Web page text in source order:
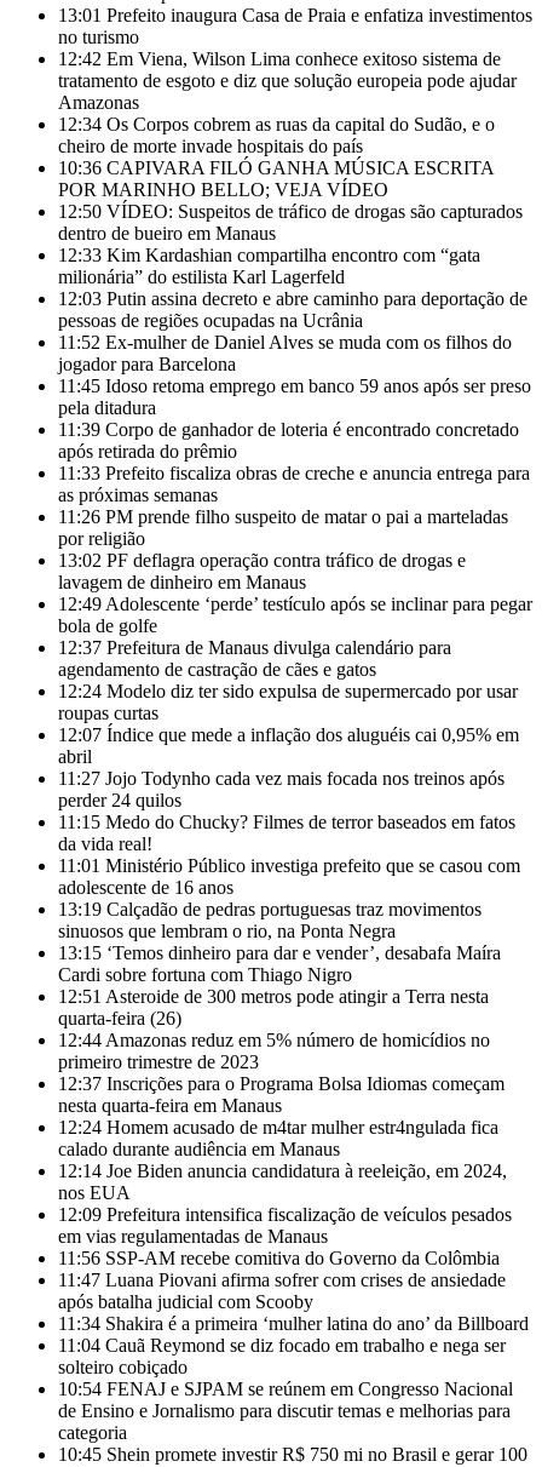
13:01 Prefeito inaugura Casa de Praia e enfatiza investimentos
no turismo
12:42 Em Viena, Wilson Lima conhece exitoso sistema de
tratamento de esgoto e diz que solução europeia pode ajudar
Amazonas
12:34 Os Corpos cobrem as ruas da capital do Sudão, e o
cheiro de morte invade hospitais do país
10:36 CAPIVARA FILÓ GANHA MÚSICA ESCRITA
POR MARINHO BELLO; VEJA VÍDEO
12:50 VÍDEO: Suspeitos de tráfico de drogas são capturados
dentro de bueiro em Manaus
12:33 Kim Kardashian compartilha encontro com “gata
milionária” do estilista Karl Lagerfeld
12:03 Putin assina decreto e abre caminho para deportação de
pessoas de regiões ocupadas na Ucrânia
11:52 Ex-mulher de Daniel Alves se muda com os filhos do
jogador para Barcelona
11:45 Idoso retoma emprego em banco 59 anos após ser preso
pela ditadura
11:39 Corpo de ganhador de loteria é encontrado concretado
após retirada do prêmio
11:33 Prefeito fiscaliza obras de creche e anuncia entrega para
as próximas semanas
11:26 PM prende filho suspeito de matar o pai a marteladas
por religião
13:02 PF deflagra operação contra tráfico de drogas e
lavagem de dinheiro em Manaus
12:49 Adolescente ‘perde’ testículo após se inclinar para pegar
bola de golfe
12:37 Prefeitura de Manaus divulga calendário para
agendamento de castração de cães e gatos
12:24 Modelo diz ter sido expulsa de supermercado por usar
roupas curtas
12:07 Índice que mede a inflação dos aluguéis cai 0,95% em
abril
11:27 Jojo Todynho cada vez mais focada nos treinos após
perder 24 quilos
11:15 Medo do Chucky? Filmes de terror baseados em fatos
da vida real!
11:01 Ministério Público investiga prefeito que se casou com
adolescente de 16 anos
13:19 Calçadão de pedras portuguesas traz movimentos
sinuosos que lembram o rio, na Ponta Negra
13:15 ‘Temos dinheiro para dar e vender’, desabafa Maíra
Cardi sobre fortuna com Thiago Nigro
12:51 Asteroide de 300 metros pode atingir a Terra nesta
quarta-feira (26)
12:44 Amazonas reduz em 5% número de homicídios no
primeiro trimestre de 2023
12:37 Inscrições para o Programa Bolsa Idiomas começam
nesta quarta-feira em Manaus
12:24 Homem acusado de m4tar mulher estr4ngulada fica
calado durante audiência em Manaus
12:14 Joe Biden anuncia candidatura à reeleição, em 2024,
nos EUA
12:09 Prefeitura intensifica fiscalização de veículos pesados
em vias regulamentadas de Manaus
11:56 SSP-AM recebe comitiva do Governo da Colômbia
11:47 Luana Piovani afirma sofrer com crises de ansiedade
após batalha judicial com Scooby
11:34 Shakira é a primeira ‘mulher latina do ano’ da Billboard
11:04 Cauã Reymond se diz focado em trabalho e nega ser
solteiro cobiçado
10:54 FENAJ e SJPAM se reúnem em Congresso Nacional
de Ensino e Jornalismo para discutir temas e melhorias para
categoria
10:45 Shein promete investir R$ 750 mi no Brasil e gerar 100